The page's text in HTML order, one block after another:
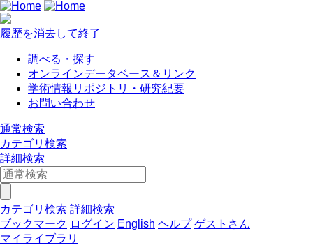
履歴を消去して終了
調べる・探す
オンラインデータベース＆リンク
学術情報リポジトリ・研究紀要
お問い合わせ
通常検索
カテゴリ検索
詳細検索
カテゴリ検索 詳細検索
ブックマーク ログイン English ヘルプ ゲストさん
マイライブラリ